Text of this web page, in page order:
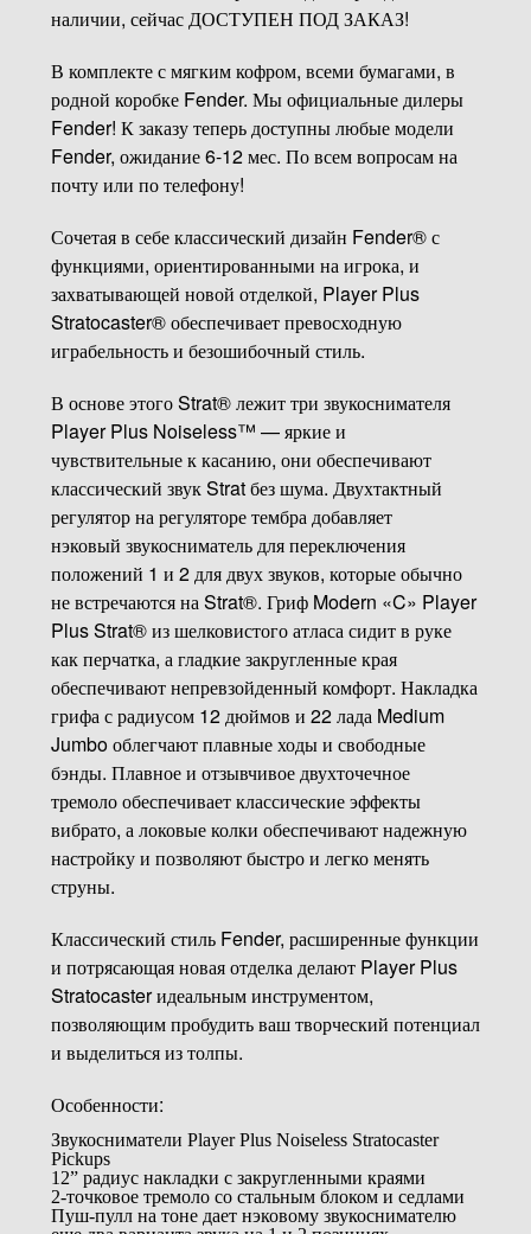
наличии, сейчас ДОСТУПЕН ПОД ЗАКАЗ!
В комплекте с мягким кофром, всеми бумагами, в
родной коробке Fender. Мы официальные дилеры
Fender! К заказу теперь доступны любые модели
Fender, ожидание 6-12 мес. По всем вопросам на
почту или по телефону!
Сочетая в себе классический дизайн Fender® с
функциями, ориентированными на игрока, и
захватывающей новой отделкой, Player Plus
Stratocaster® обеспечивает превосходную
играбельность и безошибочный стиль.
В основе этого Strat® лежит три звукоснимателя
Player Plus Noiseless™ — яркие и
чувствительные к касанию, они обеспечивают
классический звук Strat без шума. Двухтактный
регулятор на регуляторе тембра добавляет
нэковый звукосниматель для переключения
положений 1 и 2 для двух звуков, которые обычно
не встречаются на Strat®. Гриф Modern «C» Player
Plus Strat® из шелковистого атласа сидит в руке
как перчатка, а гладкие закругленные края
обеспечивают непревзойденный комфорт. Накладка
грифа с радиусом 12 дюймов и 22 лада Medium
Jumbo облегчают плавные ходы и свободные
бэнды. Плавное и отзывчивое двухточечное
тремоло обеспечивает классические эффекты
вибрато, а локовые колки обеспечивают надежную
настройку и позволяют быстро и легко менять
струны.
Классический стиль Fender, расширенные функции
и потрясающая новая отделка делают Player Plus
Stratocaster идеальным инструментом,
позволяющим пробудить ваш творческий потенциал
и выделиться из толпы.
Особенности:
Звукосниматели Player Plus Noiseless Stratocaster
Pickups
12” радиус накладки с закругленными краями
2-точковое тремоло со стальным блоком и седлами
Пуш-пулл на тоне дает нэковому звукоснимателю